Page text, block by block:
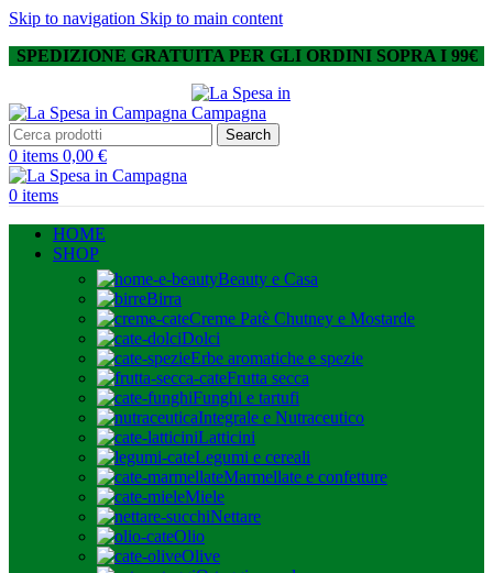
Skip to navigation Skip to main content
SPEDIZIONE GRATUITA PER GLI ORDINI SOPRA I 99€
Search
0 items 0,00 €
0 items
HOME
SHOP
Beauty e Casa
Birra
Creme Patè Chutney e Mostarde
Dolci
Erbe aromatiche e spezie
Frutta secca
Funghi e tartufi
Integrale e Nutraceutico
Latticini
Legumi e cereali
Marmellate e confetture
Miele
Nettare
Olio
Olive